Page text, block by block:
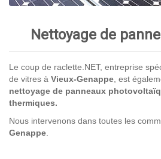
Nettoyage de
Le coup de raclette.NET, entreprise
de vitres à Vieux-Genappe, est
nettoyage de panneaux
thermiques.
Nous intervenons dans toutes les
Genappe.